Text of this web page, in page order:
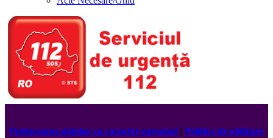
Prelucrarea datelor cu caracter personal | Politica de utilizare